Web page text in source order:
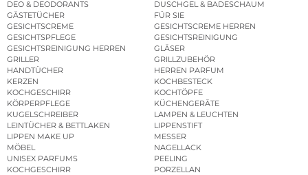
DEO & DEODORANTS
DUSCHGEL & BADESCHAUM
GÄSTETÜCHER
FÜR SIE
GESICHTSCREME
GESICHTSCREME HERREN
GESICHTSPFLEGE
GESICHTSREINIGUNG
GESICHTSREINIGUNG HERREN
GLÄSER
GRILLER
GRILLZUBEHÖR
HANDTÜCHER
HERREN PARFUM
KERZEN
KOCHBESTECK
KOCHGESCHIRR
KOCHTÖPFE
KÖRPERPFLEGE
KÜCHENGERÄTE
KUGELSCHREIBER
LAMPEN & LEUCHTEN
LEINTÜCHER & BETTLAKEN
LIPPENSTIFT
LIPPEN MAKE UP
MESSER
MÖBEL
NAGELLACK
UNISEX PARFUMS
PEELING
KOCHGESCHIRR
PORZELLAN